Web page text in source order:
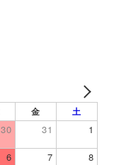
金 土
30 31 1
6 7 8